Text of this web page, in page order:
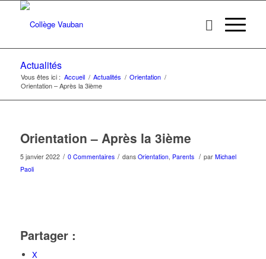
Actualités
Vous êtes ici : Accueil / Actualités / Orientation /
Orientation – Après la 3ième
Orientation – Après la 3ième
5 janvier 2022 / 0 Commentaires / dans Orientation, Parents / par Michael
Paoli
Partager :
X